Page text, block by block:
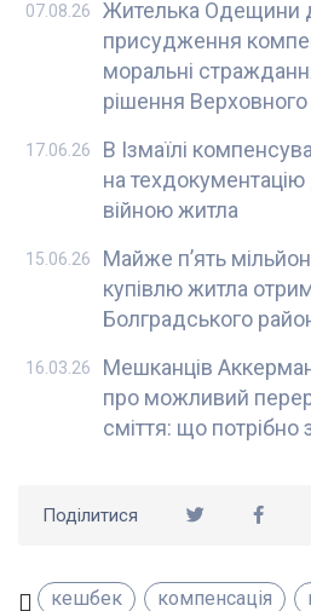
Жителька Одещини
присудження
моральні
рішення
07.08.26
В Ізмаїлі
на
війною житла
17.06.26
Майже п’ять
купівлю житла
Болградського
15.06.26
Мешканців
про можливий
сміття: що потрібно
16.03.26
Поділитися
кешбек компенсація